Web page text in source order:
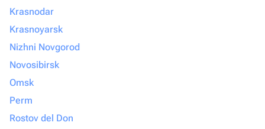
Krasnodar
Krasnoyarsk
Nizhni Novgorod
Novosibirsk
Omsk
Perm
Rostov del Don